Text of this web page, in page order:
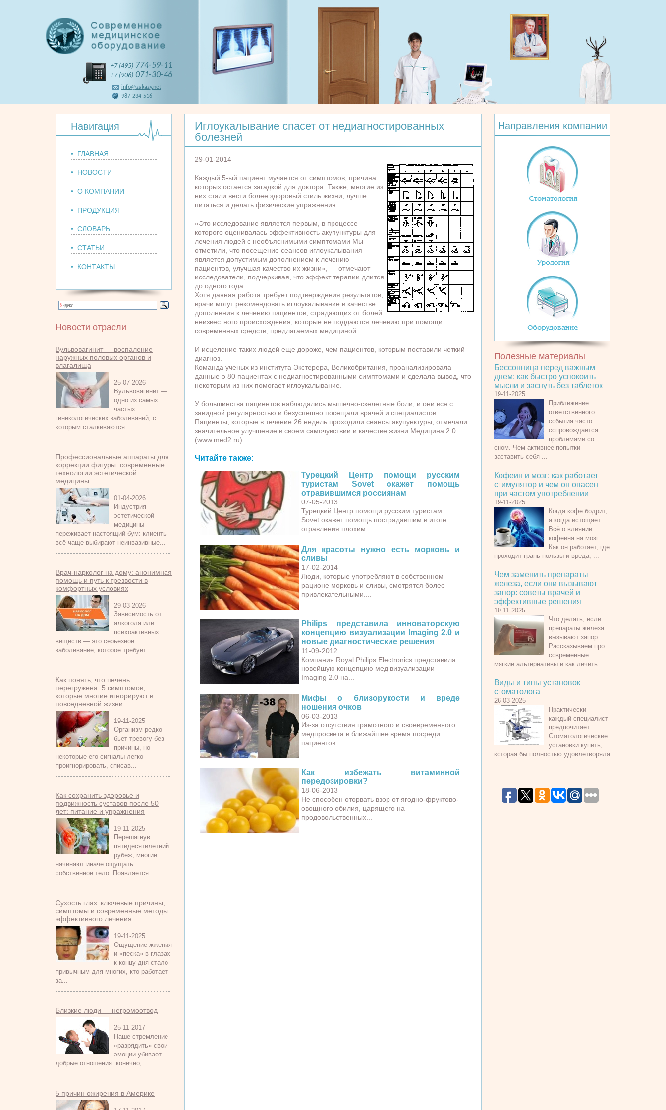
+7 (495) 774-59-11
+7 (906) 071-30-46
info@zakazy.net
987-234-516
Навигация
• ГЛАВНАЯ
• НОВОСТИ
• О КОМПАНИИ
• ПРОДУКЦИЯ
• СЛОВАРЬ
• СТАТЬИ
• КОНТАКТЫ
Новости отрасли
Вульвовагинит — воспаление
наружных половых органов и
влагалища
25-07-2026
Вульвовагинит —
одно из самых
частых
гинекологических заболеваний, с
которым сталкиваются...
Профессиональные аппараты для
коррекции фигуры: современные
технологии эстетической
медицины
01-04-2026
Индустрия
эстетической
медицины
переживает настоящий бум: клиенты
всё чаще выбирают неинвазивные...
Врач-нарколог на дому: анонимная
помощь и путь к трезвости в
комфортных условиях
29-03-2026
Зависимость от
алкоголя или
психоактивных
веществ — это серьезное
заболевание, которое требует...
Как понять, что печень
перегружена: 5 симптомов,
которые многие игнорируют в
повседневной жизни
19-11-2025
Организм редко
бьет тревогу без
причины, но
некоторые его сигналы легко
проигнорировать, списав...
Как сохранить здоровье и
подвижность суставов после 50
лет: питание и упражнения
19-11-2025
Перешагнув
пятидесятилетний
рубеж, многие
начинают иначе ощущать
собственное тело. Появляется...
Сухость глаз: ключевые причины,
симптомы и современные методы
эффективного лечения
19-11-2025
Ощущение жжения
и «песка» в глазах
к концу дня стало
привычным для многих, кто работает
за...
Близкие люди — негромоотвод
25-11-2017
Наше стремление
«разрядить» свои
эмоции убивает
добрые отношения конечно,...
5 причин ожирения в Америке
Иглоукалывание спасет от недиагностированных
болезней
29-01-2014
Каждый 5-ый пациент мучается от симптомов, причина
которых остается загадкой для доктора. Также, многие из
них стали вести более здоровый стиль жизни, лучше
питаться и делать физические упражнения.
«Это исследование является первым, в процессе
которого оценивалась эффективность акупунктуры для
лечения людей с необъяснимыми симптомами Мы
отметили, что посещение сеансов иглоукалывания
является допустимым дополнением к лечению
пациентов, улучшая качество их жизни», — отмечают
исследователи, подчеркивая, что эффект терапии длится
до одного года.
Хотя данная работа требует подтверждения результатов,
врачи могут рекомендовать иглоукалывание в качестве
дополнения к лечению пациентов, страдающих от болей
неизвестного происхождения, которые не поддаются лечению при помощи
современных средств, предлагаемых медициной.
И исцеление таких людей еще дороже, чем пациентов, которым поставили четкий
диагноз.
Команда ученых из института Экстерера, Великобритания, проанализировала
данные о 80 пациентах с недиагностированными симптомами и сделала вывод, что
некоторым из них помогает иглоукалывание.
У большинства пациентов наблюдались мышечно-скелетные боли, и они все с
завидной регулярностью и безуспешно посещали врачей и специалистов.
Пациенты, которые в течение 26 недель проходили сеансы акупунктуры, отмечали
значительное улучшение в своем самочувствии и качестве жизни.Медицина 2.0
(www.med2.ru)
Читайте также:
Турецкий Центр помощи русским
туристам Sovet окажет помощь
отравившимся россиянам
07-05-2013
Турецкий Центр помощи русским туристам
Sovet окажет помощь пострадавшим в итоге
отравления плохим...
Для красоты нужно есть морковь и
сливы
17-02-2014
Люди, которые употребляют в собственном
рационе морковь и сливы, смотрятся более
привлекательными....
Philips представила инноваторскую
концепцию визуализации Imaging 2.0 и
новые диагностические решения
11-09-2012
Компания Royal Philips Electronics представила
новейшую концепцию мед визуализации
Imaging 2.0 на...
Мифы о близорукости и вреде
ношения очков
06-03-2013
Из-за отсутствия грамотного и своевременного
медпросвета в ближайшее время посреди
пациентов...
Как избежать витаминной
передозировки?
18-06-2013
Не способен оторвать взор от ягодно-фруктово-
овощного обилия, царящего на
продовольственных...
Направления компании
Полезные материалы
Бессонница перед важным
днем: как быстро успокоить
мысли и заснуть без таблеток
19-11-2025
Приближение
ответственного
события часто
сопровождается
проблемами со
сном. Чем активнее попытки
заставить себя ...
Кофеин и мозг: как работает
стимулятор и чем он опасен
при частом употреблении
19-11-2025
Когда кофе бодрит,
а когда истощает.
Всё о влиянии
кофеина на мозг.
Как он работает, где
проходит грань пользы и вреда, ...
Чем заменить препараты
железа, если они вызывают
запор: советы врачей и
эффективные решения
19-11-2025
Что делать, если
препараты железа
вызывают запор.
Рассказываем про
современные
мягкие альтернативы и как лечить ...
Виды и типы установок
стоматолога
26-03-2025
Практически
каждый специалист
предпочитает
Стоматологические
установки купить,
которая бы полностью удовлетворяла
...